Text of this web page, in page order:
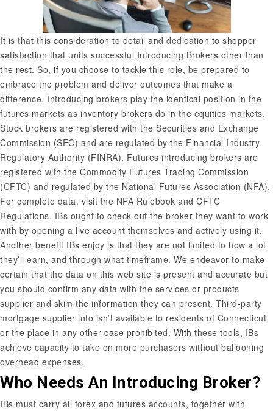
It is that this consideration to detail and dedication to shopper
satisfaction that units successful Introducing Brokers other than
the rest. So, if you choose to tackle this role, be prepared to
embrace the problem and deliver outcomes that make a
difference. Introducing brokers play the identical position in the
futures markets as inventory brokers do in the equities markets.
Stock brokers are registered with the Securities and Exchange
Commission (SEC) and are regulated by the Financial Industry
Regulatory Authority (FINRA). Futures introducing brokers are
registered with the Commodity Futures Trading Commission
(CFTC) and regulated by the National Futures Association (NFA).
For complete data, visit the NFA Rulebook and CFTC
Regulations. IBs ought to check out the broker they want to work
with by opening a live account themselves and actively using it.
Another benefit IBs enjoy is that they are not limited to how a lot
they’ll earn, and through what timeframe. We endeavor to make
certain that the data on this web site is present and accurate but
you should confirm any data with the services or products
supplier and skim the information they can present. Third-party
mortgage supplier info isn’t available to residents of Connecticut
or the place in any other case prohibited. With these tools, IBs
achieve capacity to take on more purchasers without ballooning
overhead expenses.
Who Needs An Introducing Broker?
IBs must carry all forex and futures accounts, together with